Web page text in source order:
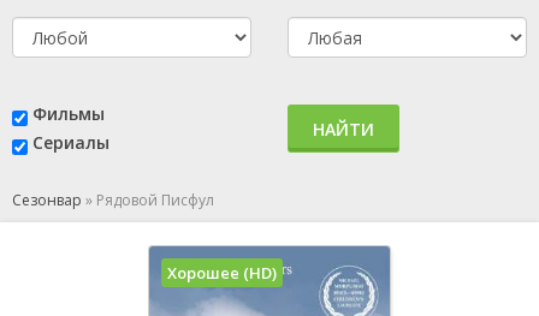
Фильмы
Сериалы
НАЙТИ
Сезонвар » Рядовой Писфул
Хорошее (HD)